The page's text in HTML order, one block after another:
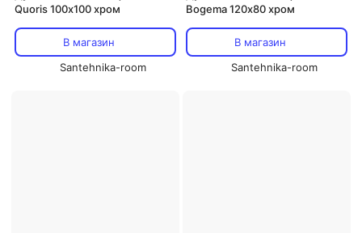
Quoris 100х100 хром
В магазин
Santehnika-room
Bogema 120х80 хром
В магазин
Santehnika-room